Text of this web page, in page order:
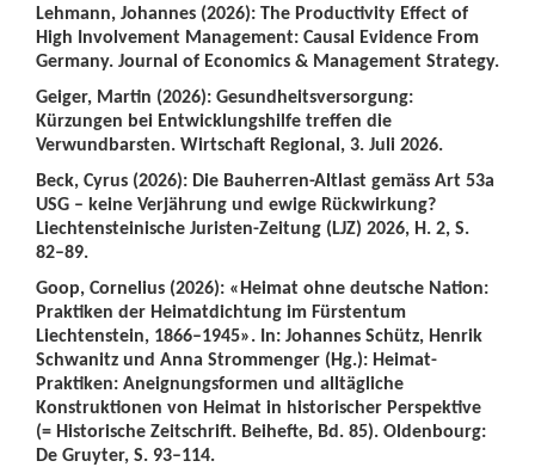
Lehmann, Johannes (2026): The Productivity Effect of
High Involvement Management: Causal Evidence From
Germany. Journal of Economics & Management Strategy.
Geiger, Martin (2026): Gesundheitsversorgung:
Kürzungen bei Entwicklungshilfe treffen die
Verwundbarsten. Wirtschaft Regional, 3. Juli 2026.
Beck, Cyrus (2026): Die Bauherren-Altlast gemäss Art 53a
USG – keine Verjährung und ewige Rückwirkung?
Liechtensteinische Juristen-Zeitung (LJZ) 2026, H. 2, S.
82–89.
Goop, Cornelius (2026): «Heimat ohne deutsche Nation:
Praktiken der Heimatdichtung im Fürstentum
Liechtenstein, 1866–1945». In: Johannes Schütz, Henrik
Schwanitz und Anna Strommenger (Hg.): Heimat-
Praktiken: Aneignungsformen und alltägliche
Konstruktionen von Heimat in historischer Perspektive
(= Historische Zeitschrift. Beihefte, Bd. 85). Oldenbourg:
De Gruyter, S. 93–114.